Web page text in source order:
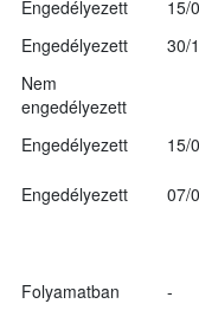
Engedélyezett
15/
Engedélyezett
30/
Nem
engedélyezett
Engedélyezett
15/
Engedélyezett 07/
Folyamatban -